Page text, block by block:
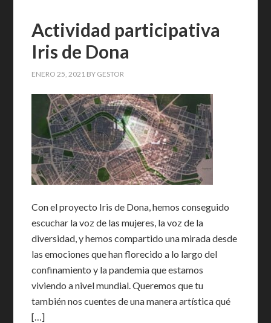
Actividad participativa
Iris de Dona
ENERO 25, 2021 BY GESTOR
Con el proyecto Iris de Dona, hemos conseguido
escuchar la voz de las mujeres, la voz de la
diversidad, y hemos compartido una mirada desde
las emociones que han florecido a lo largo del
confinamiento y la pandemia que estamos
viviendo a nivel mundial. Queremos que tu
también nos cuentes de una manera artística qué
[…]